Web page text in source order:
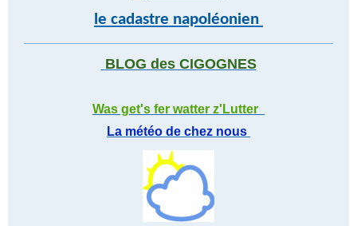
le cadastre napoléonien
BLOG des CIGOGNES
Was get's fer watter z'Lutter
La météo de chez nous